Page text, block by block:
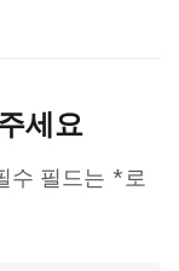
세요
수 필드는 *로